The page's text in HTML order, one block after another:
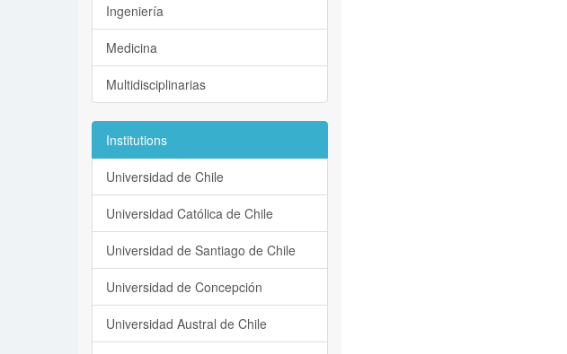
Ingeniería
Medicina
Multidisciplinarias
Institutions
Universidad de Chile
Universidad Católica de Chile
Universidad de Santiago de Chile
Universidad de Concepción
Universidad Austral de Chile